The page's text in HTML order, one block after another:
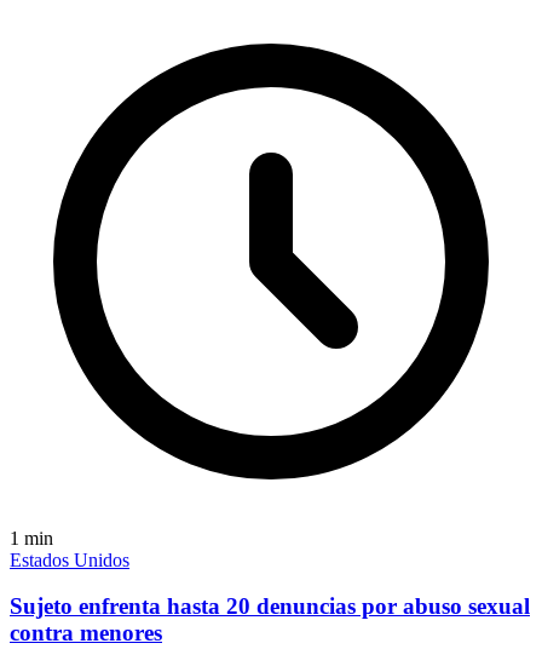
1 min
Estados Unidos
Sujeto enfrenta hasta 20 denuncias por abuso sexual
contra menores